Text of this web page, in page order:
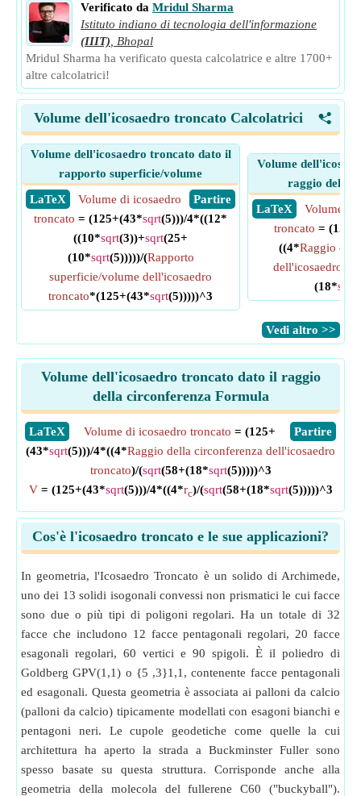
Verificato da Mridul Sharma
Istituto indiano di tecnologia dell'informazione
(IIIT)
Bhopal
Mridul Sharma ha verificato questa calcolatrice e altre 1700+
altre calcolatrici!
<
Volume dell'icosaedro troncato Calcolatrici
Volume dell'icosaedro troncato dato il
rapporto superficie/volume
​ LaTeX
​ Partire
Volume di icosaedro
troncato = (125+(43*sqrt(5)))/4*((12*
((10*sqrt(3))+sqrt(25+
(10*sqrt(5)))))/(Rapporto
superficie/volume dell'icosaedro
troncato*(125+(43*sqrt(5)))))^3
Volume
raggio della
​ LaTeX
Volume di
troncato =
((4*Raggio
dell'icosaedro
(18*sqrt
​Vedi altro >>
Volume dell'icosaedro troncato dato il raggio
della circonferenza Formula
​LaTeX ​Partire
Volume di icosaedro troncato = (125+
(43*sqrt(5)))/4*((4*Raggio della circonferenza dell'icosaedro
troncato)/(sqrt(58+(18*sqrt(5)))))^3
V= (125+(43*sqrt(5)))/4*((4*rc)/(sqrt(58+(18*sqrt(5)))))^3
Cos'è l'icosaedro troncato e le sue applicazioni?
In geometria, l'Icosaedro Troncato è un solido di Archimede,
uno dei 13 solidi isogonali convessi non prismatici le cui facce
sono due o più tipi di poligoni regolari. Ha un totale di 32
facce che includono 12 facce pentagonali regolari, 20 facce
esagonali regolari, 60 vertici e 90 spigoli. È il poliedro di
Goldberg GPV(1,1) o {5 ,3}1,1, contenente facce pentagonali
ed esagonali. Questa geometria è associata ai palloni da calcio
(palloni da calcio) tipicamente modellati con esagoni bianchi e
pentagoni neri. Le cupole geodetiche come quelle la cui
architettura ha aperto la strada a Buckminster Fuller sono
spesso basate su questa struttura. Corrisponde anche alla
geometria della molecola del fullerene C60 ("buckyball").